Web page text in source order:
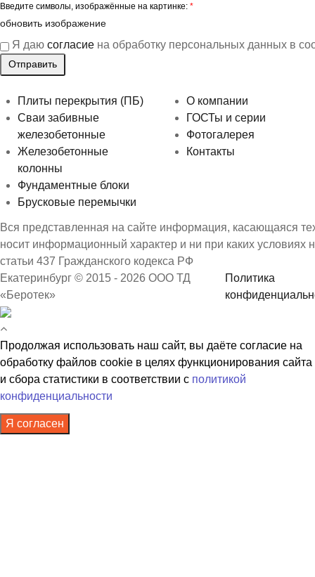
Введите символы, изображённые на картинке: *
обновить изображение
Я даю согласие на обработку персональных данных в
Плиты перекрытия (ПБ)
Сваи забивные
железобетонные
Железобетонные
колонны
Фундаментные блоки
Брусковые перемычки
О компании
ГОСТы и серии
Фотогалерея
Контакты
Вся представленная на сайте информация, касающаяся
носит информационный характер и ни при каких
статьи 437 Гражданского кодекса РФ
Екатеринбург © 2015 - 2026 ООО ТД
«Беротек»
Политика
Продолжая использовать наш сайт, вы даёте согласие на
обработку файлов cookie в целях функционирования сайта
и сбора статистики в соответствии с политикой
конфиденциальности
Я согласен